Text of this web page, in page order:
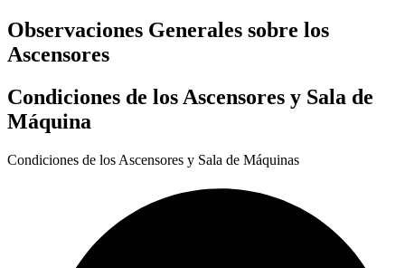
Observaciones Generales sobre los
Ascensores
Condiciones de los Ascensores y Sala de
Máquina
Condiciones de los Ascensores y Sala de Máquinas